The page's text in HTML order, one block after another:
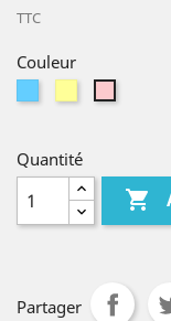
TTC
Couleur
Quantité

Partager